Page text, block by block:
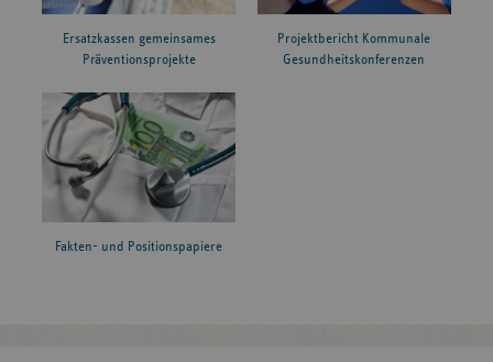
Ersatzkassen gemeinsames
Präventionsprojekte
Projektbericht Kommunale
Gesundheitskonferenzen
Fakten- und Positionspapiere